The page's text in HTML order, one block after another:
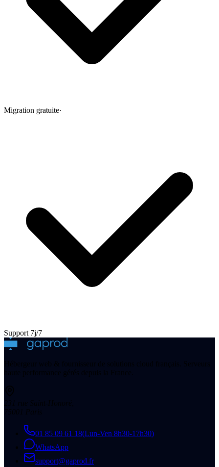
Migration gratuite·
Support 7j/7
01 85 09 61 18(Lun-Ven 8h30-17h30)
WhatsApp
support@gaprod.fr